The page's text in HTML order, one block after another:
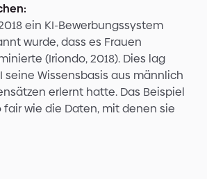
ein KI-Bewerbungssystem
wurde, dass es Frauen
(Iriondo, 2018). Dies lag
seine Wissensbasis aus männlich
erlernt hatte. Das Beispiel
fair wie die Daten, mit denen sie